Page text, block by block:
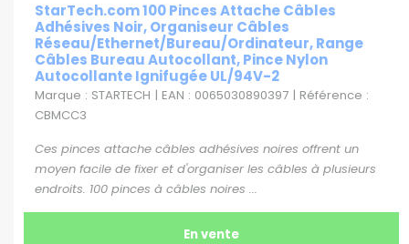
StarTech.com 100 Pinces Attache Câbles
Adhésives Noir, Organiseur Câbles
Réseau/Ethernet/Bureau/Ordinateur, Range
Câbles Bureau Autocollant, Pince Nylon
Autocollante Ignifugée UL/94V-2
Marque : STARTECH | EAN : 0065030890397 | Référence :
CBMCC3
Ces pinces attache câbles adhésives noires offrent un
moyen facile de fixer et d'organiser les câbles à plusieurs
endroits. 100 pinces à câbles noires ...
En vente